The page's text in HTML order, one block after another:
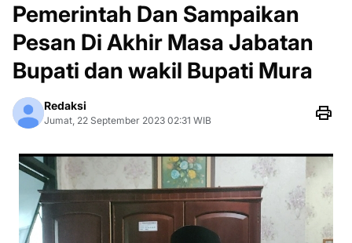
Pemerintah Dan Sampaikan
Pesan Di Akhir Masa Jabatan
Bupati dan wakil Bupati Mura
Redaksi
Jumat, 22 September 2023 02:31 WIB